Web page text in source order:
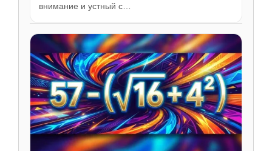
внимание и устный с…